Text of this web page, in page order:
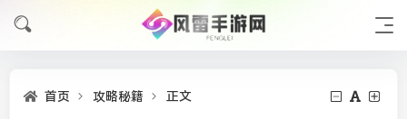
首页 攻略秘籍 正文